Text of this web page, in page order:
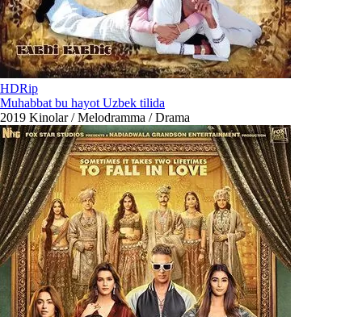
HDRip
Muhabbat bu hayot Uzbek tilida
2019 Kinolar / Melodramma / Drama